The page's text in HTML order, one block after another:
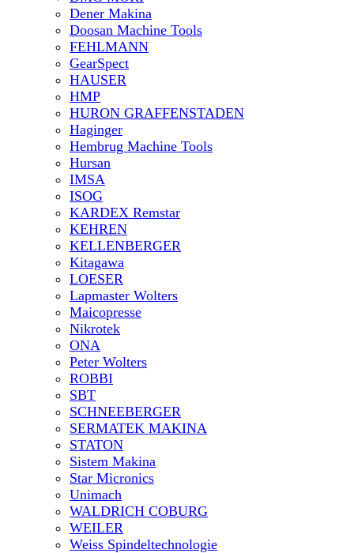
Dener Makina
Doosan Machine Tools
FEHLMANN
GearSpect
HAUSER
HMP
HURON GRAFFENSTADEN
Haginger
Hembrug Machine Tools
Hursan
IMSA
ISOG
KARDEX Remstar
KEHREN
KELLENBERGER
Kitagawa
LOESER
Lapmaster Wolters
Maicopresse
Nikrotek
ONA
Peter Wolters
ROBBI
SBT
SCHNEEBERGER
SERMATEK MAKINA
STATON
Sistem Makina
Star Micronics
Unimach
WALDRICH COBURG
WEILER
Weiss Spindeltechnologie